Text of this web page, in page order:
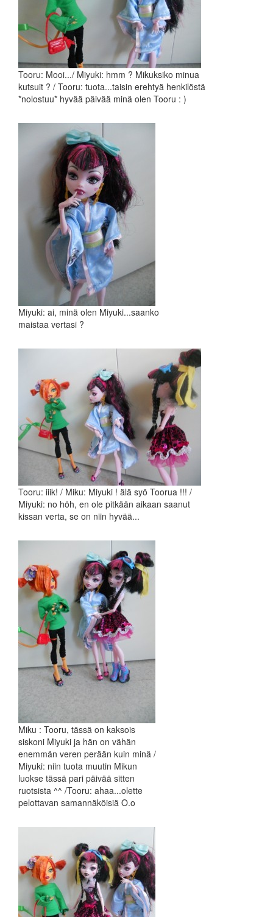
Tooru: Mooi.../ Miyuki: hmm ? Mikuksiko minua
kutsuit ? / Tooru: tuota...taisin erehtyä henkilöstä
*nolostuu* hyvää päivää minä olen Tooru : )
Miyuki: ai, minä olen Miyuki...saanko
maistaa vertasi ?
Tooru: iiik! / Miku: Miyuki ! älä syö Toorua !!! /
Miyuki: no höh, en ole pitkään aikaan saanut
kissan verta, se on niin hyvää...
Miku : Tooru, tässä on kaksois
siskoni Miyuki ja hän on vähän
enemmän veren perään kuin minä /
Miyuki: niin tuota muutin Mikun
luokse tässä pari päivää sitten
ruotsista ^^ /Tooru: ahaa...olette
pelottavan samannäköisiä O.o